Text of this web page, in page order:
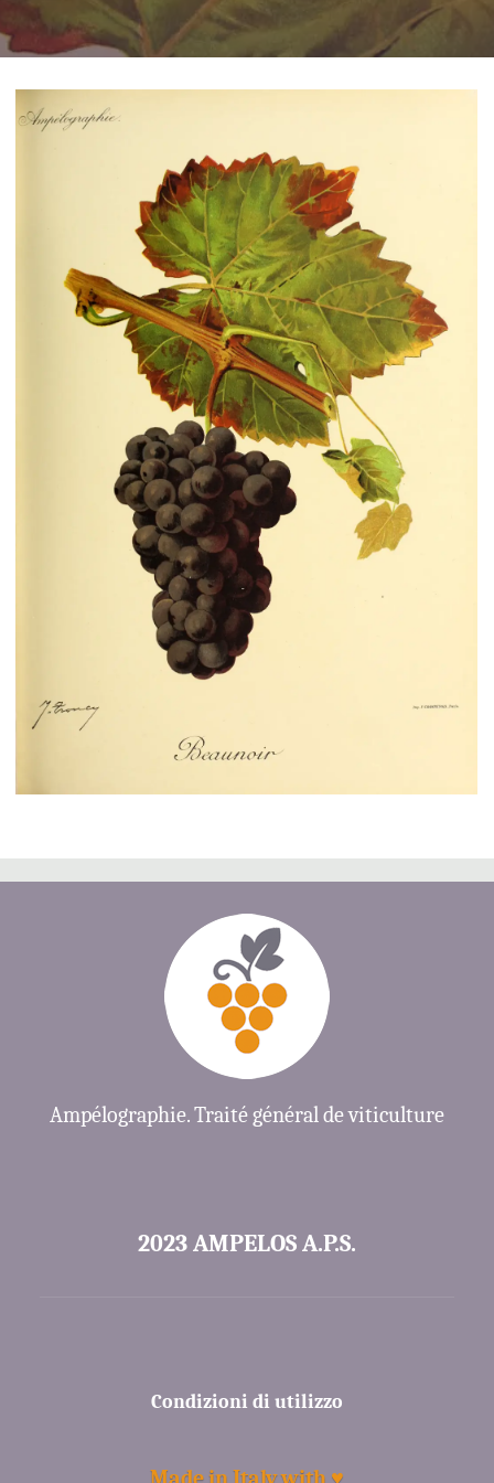
Ampélographie. Traité général de viticulture
2023 AMPELOS A.P.S.
Condizioni di utilizzo